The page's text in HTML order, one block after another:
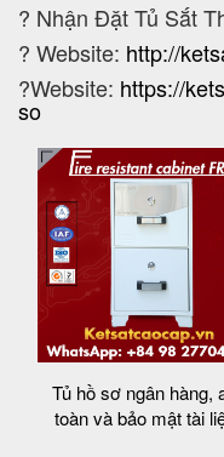
? Nhận Đặt Tủ Sắt
? Website: http://
?Website: https://
so
Tủ hồ sơ ngân hàng,
toàn và bảo mật tài